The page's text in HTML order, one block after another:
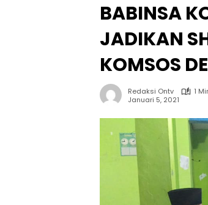
BABINSA
JADIKAN
KOMSOS
Redaksi Ontv
1
Januari 5, 2021